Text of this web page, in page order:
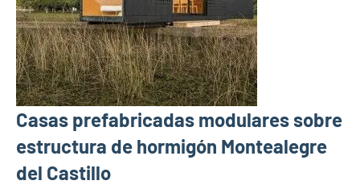
Casas prefabricadas modulares sobre
estructura de hormigón Montealegre
del Castillo